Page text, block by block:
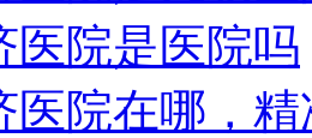
医院是医院吗
医院在哪，精